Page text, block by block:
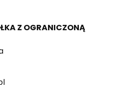
Z OGRANICZONĄ